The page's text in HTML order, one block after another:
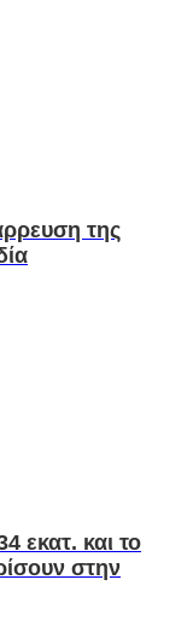
της
εκατ. και το
στην